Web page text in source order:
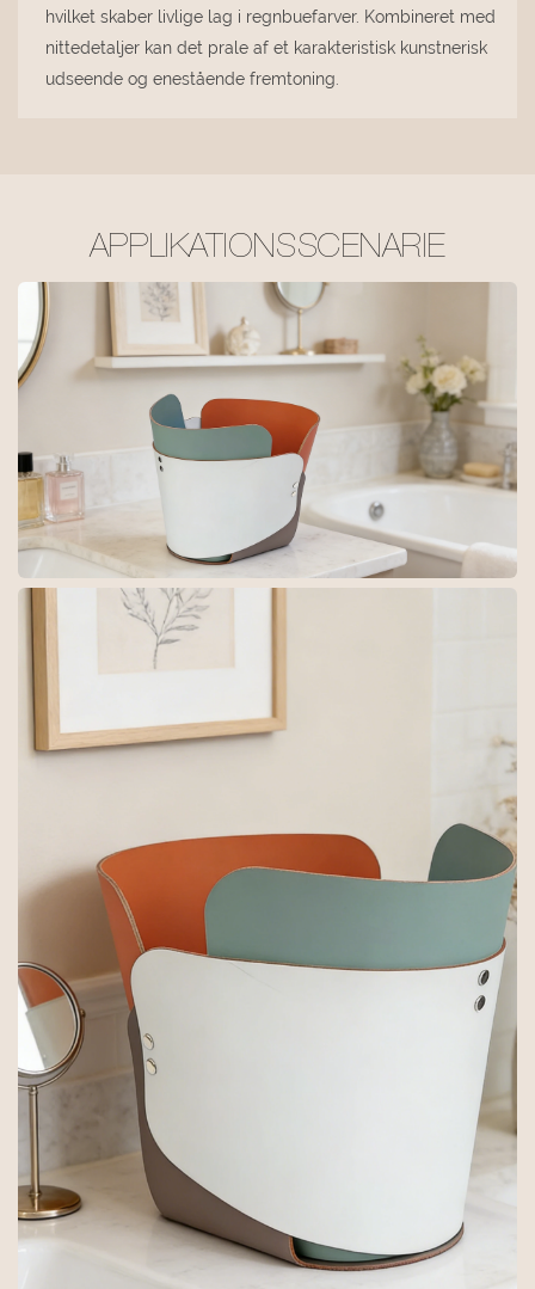
hvilket skaber livlige lag i regnbuefarver. Kombineret med
nittedetaljer kan det prale af et karakteristisk kunstnerisk
udseende og enestående fremtoning.
APPLIKATIONSSCENARIE